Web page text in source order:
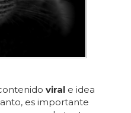
viral e idea
es importante